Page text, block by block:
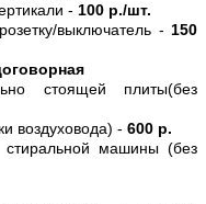
- 100 р./шт.
выключатель - 150
стоящей плиты(без
воздуховода) - 600 р.
стиральной машины (без